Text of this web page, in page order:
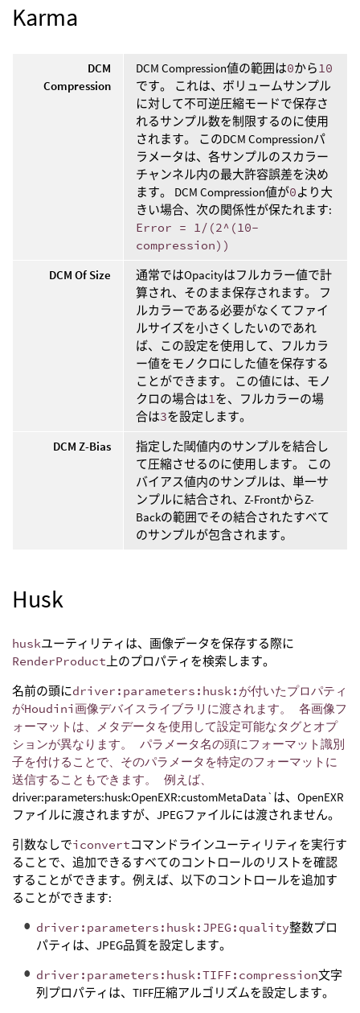
Karma
DCM
Compression
DCM Compression値の範囲は0から 10
です。 これは、ボリュームサンプル
に対して不可逆圧縮モードで保存さ
れるサンプル数を制限するのに使用
されます。 このDCM Compressionパ
ラメータは、各サンプルのスカラー
チャンネル内の最大許容誤差を決め
ます。 DCM Compression値が0より大
きい場合、次の関係性が保たれます:
Error = 1/(2^(10-
compression))
DCM Of Size
通常ではOpacityはフルカラー値で計
算され、そのまま保存されます。 フ
ルカラーである必要がなくてファイ
ルサイズを小さくしたいのであれ
ば、この設定を使用して、フルカラ
ー値をモノクロにした値を保存する
ことができます。 この値には、モノ
クロの場合は1 を、フルカラーの場
合は3を設定します。
DCM Z-Bias
指定した閾値内のサンプルを結合し
て圧縮させるのに使用します。 この
バイアス値内のサンプルは、単一サ
ンプルに結合され、Z-FrontからZ-
Backの範囲でその結合されたすべて
のサンプルが包含されます。
Husk
huskユーティリティは、画像データを保存する際に
RenderProduct 上のプロパティを検索します。
名前の頭にdriver:parameters:husk:が付いたプロパティ
がHoudini画像デバイスライブラリに渡されます。 各画像フ
ォーマットは、メタデータを使用して設定可能なタグとオプ
ションが異なります。 パラメータ名の頭にフォーマット識別
子を付けることで、そのパラメータを特定のフォーマットに
送信することもできます。 例えば、
driver:parameters:husk:OpenEXR:customMetaData`は、OpenEXR
ファイルに渡されますが、JPEGファイルには渡されません。
引数なしでiconvertコマンドラインユーティリティを実行す
ることで、追加できるすべてのコントロールのリストを確認
することができます。例えば、以下のコントロールを追加す
ることができます:
driver:parameters:husk:JPEG:quality整数プロ
パティは、JPEG品質を設定します。
driver:parameters:husk:TIFF:compression文字
列プロパティは、TIFF圧縮アルゴリズムを設定します。